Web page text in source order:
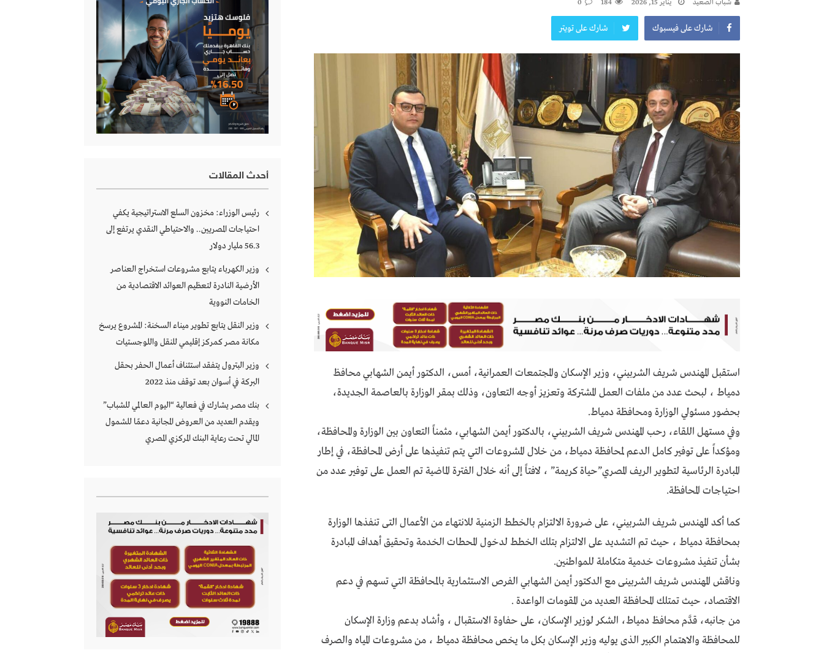
شباب الصعيد يناير 15, 2026 184
0
شارك على فيسبوك شارك على تويتر
استقبل المهندس شريف الشربيني، وزير الإسكان والمجتمعات العمرانية، أمس، الدكتور أيمن الشهابي محافظ
دمياط ، لبحث عدد من ملفات العمل المشتركة وتعزيز أوجه التعاون، وذلك بمقر الوزارة بالعاصمة الجديدة،
بحضور مسئولي الوزارة ومحافظة دمياط.
وفي مستهل اللقاء، رحب المهندس شريف الشربيني، بالدكتور أيمن الشهابي، مثمناً التعاون بين الوزارة والمحافظة،
ومؤكداً على توفير كامل الدعم لمحافظة دمياط، من خلال المشروعات التي يتم تنفيذها على أرض المحافظة، في إطار
المبادرة الرئاسية لتطوير الريف المصري”حياة كريمة” ، لافتاً إلى أنه خلال الفترة الماضية تم العمل على توفير عدد من
احتياجات المحافظة.
كما أكد المهندس شريف الشربيني، على ضرورة الالتزام بالخطط الزمنية للانتهاء من الأعمال التى تنفذها الوزارة
بمحافظة دمياط ، حيث تم التشديد على الالتزام بتلك الخطط لدخول المحطات الخدمة وتحقيق أهداف المبادرة
بشأن تنفيذ مشروعات خدمية متكاملة للمواطنين.
وناقش المهندس شريف الشربينى مع الدكتور أيمن الشهابي الفرص الاستثمارية بالمحافظة التي تسهم في دعم
الاقتصاد، حيث تمتلك المحافظة العديد من المقومات الواعدة .
من جانبه، قدَّم محافظ دمياط، الشكر لوزير الإسكان، على حفاوة الاستقبال ، وأشاد بدعم وزارة الإسكان
للمحافظة والاهتمام الكبير الذى يوليه وزير الإسكان بكل ما يخص محافظة دمياط ، من مشروعات المياه والصرف
أحدث المقالات
رئيس الوزراء: مخزون السلع الاستراتيجية يكفي
احتياجات المصريين.. والاحتياطي النقدي يرتفع إلى
56.3 مليار دولار
وزير الكهرباء يتابع مشروعات استخراج العناصر
الأرضية النادرة لتعظيم العوائد الاقتصادية من
الخامات النووية
وزير النقل يتابع تطوير ميناء السخنة: المشروع يرسخ
مكانة مصر كمركز إقليمي للنقل واللوجستيات
وزير البترول يتفقد استئناف أعمال الحفر بحقل
البركة في أسوان بعد توقف منذ 2022
بنك مصر يشارك في فعالية “اليوم العالمي للشباب”
ويقدم العديد من العروض المجانية دعمًا للشمول
المالي تحت رعاية البنك المركزي المصري